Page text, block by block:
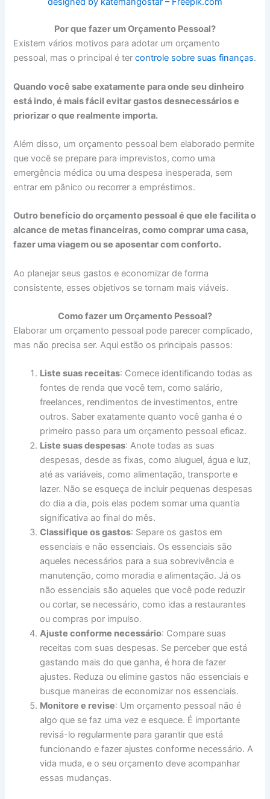
Por que fazer um Orçamento Pessoal?
Existem vários motivos para adotar um orçamento
pessoal, mas o principal é tercontrole sobre suas finanças.
Quando você sabe exatamente para onde seu dinheiro
está indo, é mais fácil evitar gastos desnecessários e
priorizar o que realmente importa.
Além disso, um orçamento pessoal bem elaborado permite
que você se prepare para imprevistos, como uma
emergência médica ou uma despesa inesperada, sem
entrar em pânico ou recorrer a empréstimos.
Outro benefício do orçamento pessoal é que ele facilita o
alcance de metas financeiras, como comprar uma casa,
fazer uma viagem ou se aposentar com conforto.
Ao planejar seus gastos e economizar de forma
consistente, esses objetivos se tornam mais viáveis.
Como fazer um Orçamento Pessoal?
Elaborar um orçamento pessoal pode parecer complicado,
mas não precisa ser. Aqui estão os principais passos:
Liste suas receitas: Comece identificando todas as
fontes de renda que você tem, como salário,
freelances, rendimentos de investimentos, entre
outros. Saber exatamente quanto você ganha é o
primeiro passo para um orçamento pessoal eficaz.
Liste suas despesas: Anote todas as suas
despesas, desde as fixas, como aluguel, água e luz,
até as variáveis, como alimentação, transporte e
lazer. Não se esqueça de incluir pequenas despesas
do dia a dia, pois elas podem somar uma quantia
significativa ao final do mês.
Classifique os gastos: Separe os gastos em
essenciais e não essenciais. Os essenciais são
aqueles necessários para a sua sobrevivência e
manutenção, como moradia e alimentação. Já os
não essenciais são aqueles que você pode reduzir
ou cortar, se necessário, como idas a restaurantes
ou compras por impulso.
Ajuste conforme necessário: Compare suas
receitas com suas despesas. Se perceber que está
gastando mais do que ganha, é hora de fazer
ajustes. Reduza ou elimine gastos não essenciais e
busque maneiras de economizar nos essenciais.
Monitore e revise: Um orçamento pessoal não é
algo que se faz uma vez e esquece. É importante
revisá-lo regularmente para garantir que está
funcionando e fazer ajustes conforme necessário. A
vida muda, e o seu orçamento deve acompanhar
essas mudanças.